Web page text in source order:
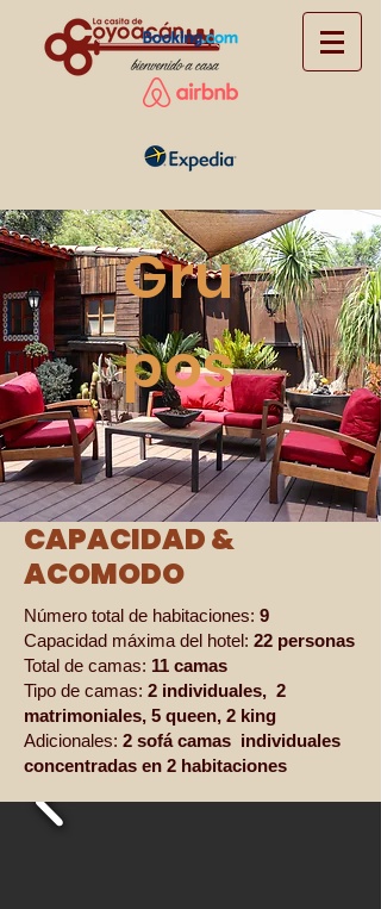
Gru
pos
CAPACIDAD &
ACOMODO
Número total de habitaciones: 9
Capacidad máxima del hotel: 22 personas
Total de camas: 11 camas
Tipo de camas: 2 individuales, 2
matrimoniales, 5 queen, 2 king
Adicionales: 2 sofá camas individuales
concentradas en 2 habitaciones